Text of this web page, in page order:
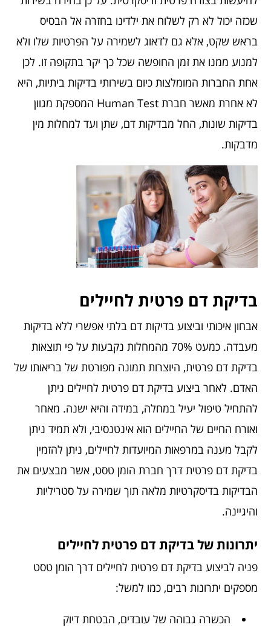
שכזה יכול לא רק לשלוח את ילדינו בחזרה אל הבסיס
בראש שקט, אלא גם לדאוג לשמירה על הפרטיות שלו ולא
למנוע ממנו את זמן החופשה שכל כך יקר בתקופה זו. לכן
אחת החברות המומלצות כיום בשירותי בדיקות ביתיות, היא
לא אחרת מאשר חברת Human Test המספקת מגוון
בדיקות שונות, החל מבדיקות דם, שתן ועד למחלות מין
מדבקות.
בדיקת דם פרטית לחיילים
אבחון איכותי וביצוע בדיקות דם בלתי אפשרי ללא בדיקות
מעבדה. כמעט 70% מהמחלות נקבעות על פי תוצאות
בדיקת דם פרטית, היוצרות תמונה מפורטת של בריאותו של
האדם. לאחר ביצוע בדיקת דם פרטית לחיילים ניתן
להתחיל טיפול יעיל במחלה, במידה והיא ישנה. מאחר
ואורח החיים של החיילים הוא אינטנסיבי, ולא תמיד ניתן
לקבל מענה במרפאות המיועדות לחיילים, ניתן להזמין
בדיקת דם פרטית דרך חברת הומן טסט, אשר מבצעים את
הבדיקות בדיסקרטיות מלאה תוך שמירה על סטריליות
והיגיינה.
יתרונות של בדיקת דם פרטית לחיילים
פניה לביצוע בדיקת דם פרטית לחיילים דרך הומן טסט
מספקים יתרונות רבים, כמו למשל:
הכשרה גבוהה של עובדים, הבטחת דיוק